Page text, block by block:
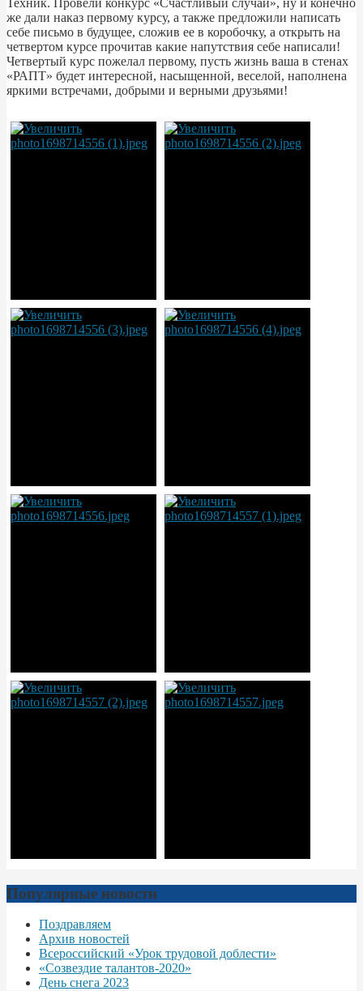
Техник. Провели конкурс «Счастливый случай», ну и конечно
же дали наказ первому курсу, а также предложили написать
себе письмо в будущее, сложив ее в коробочку, а открыть на
четвертом курсе прочитав какие напутствия себе написали!
Четвертый курс пожелал первому, пусть жизнь ваша в стенах
«РАПТ» будет интересной, насыщенной, веселой, наполнена
яркими встречами, добрыми и верными друзьями!
Популярные новости
Поздравляем
Архив новостей
Всероссийский «Урок трудовой доблести»
«Созвездие талантов-2020»
День снега 2023